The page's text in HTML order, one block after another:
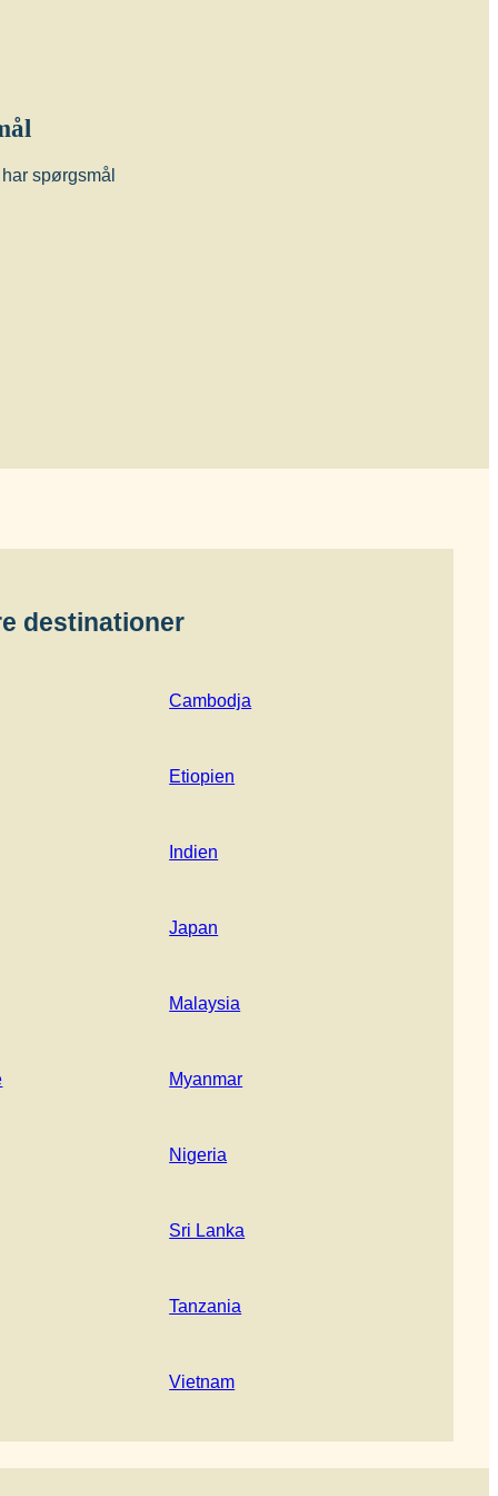
spørgsmål
destinationer
Cambodja
Etiopien
Indien
Japan
Malaysia
Myanmar
Nigeria
Sri Lanka
Tanzania
Vietnam